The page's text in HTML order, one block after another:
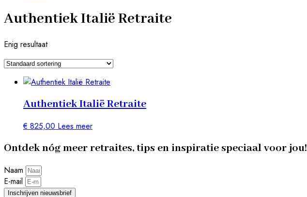
Authentiek Italië Retraite
Enig resultaat
Authentiek Italië Retraite
€ 825,00 Lees meer
Ontdek nóg meer retraites, tips en inspiratie speciaal voor jou!
Naam
E-mail
Inschrijven nieuwsbrief